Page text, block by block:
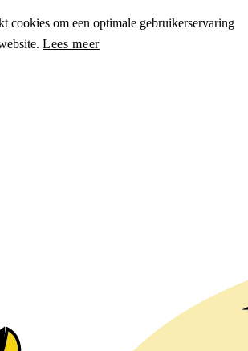
cookies om een optimale gebruikerservaring
Lees meer